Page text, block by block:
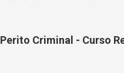
Perito Criminal - Curso